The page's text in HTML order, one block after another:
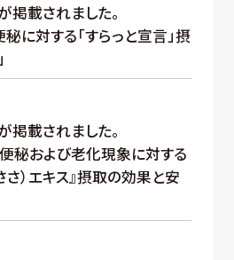
載されました。
に対する「すらっと宣言」摂
載されました。
秘および老化現象に対する
さ）エキス』摂取の効果と安